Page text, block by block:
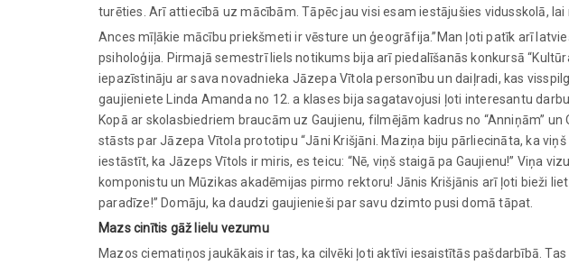
turēties. Arī attiecībā uz mācībām. Tāpēc jau visi esam iestājušies vidusskolā, lai
Ances mīļākie mācību priekšmeti ir vēsture un ģeogrāfija.”Man ļoti patīk arī
psiholoģija. Pirmajā semestrī liels notikums bija arī piedalīšanās konkursā
iepazīstināju ar sava novadnieka Jāzepa Vītola personību un daiļradi, kas
gaujieniete Linda Amanda no 12. a klases bija sagatavojusi ļoti interesantu
Kopā ar skolasbiedriem braucām uz Gaujienu, filmējām kadrus no “Anniņām”
stāsts par Jāzepa Vītola prototipu “Jāni Krišjāni. Maziņa biju pārliecināta, ka
iestāstīt, ka Jāzeps Vītols ir miris, es teicu: “Nē, viņš staigā pa Gaujienu!” Viņa
komponistu un Mūzikas akadēmijas pirmo rektoru! Jānis Krišjānis arī ļoti bieži
paradīze!” Domāju, ka daudzi gaujienieši par savu dzimto pusi domā tāpat.
Mazs cinītis gāž lielu vezumu
Mazos ciematiņos jaukākais ir tas, ka cilvēki ļoti aktīvi iesaistītās pašdarbībā.